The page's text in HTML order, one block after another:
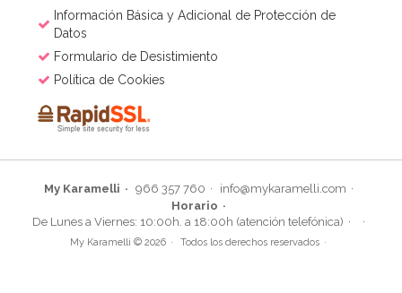
Información Básica y Adicional de Protección de
Datos
Formulario de Desistimiento
Política de Cookies
My Karamelli 966 357 760
info@mykaramelli.com
Horario
De Lunes a Viernes: 10:00h. a 18:00h (atención telefónica)
My Karamelli © 2026 Todos los derechos reservados